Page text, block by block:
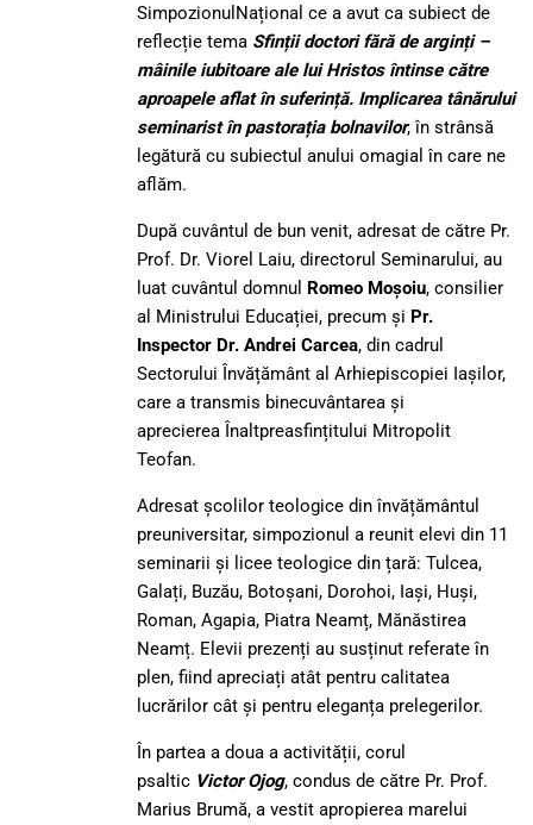
SimpozionulNațional ce a avut ca subiect de
reflecție tema Sfinții doctori fără de arginți –
mâinile iubitoare ale lui Hristos întinse către
aproapele aflat în suferință. Implicarea tânărului
seminarist în pastorația bolnavilor, în strânsă
legătură cu subiectul anului omagial în care ne
aflăm.
După cuvântul de bun venit, adresat de către Pr.
Prof. Dr. Viorel Laiu, directorul Seminarului, au
luat cuvântul domnul Romeo Moșoiu, consilier
al Ministrului Educației, precum și Pr.
Inspector Dr. Andrei Carcea, din cadrul
Sectorului Învățământ al Arhiepiscopiei Iașilor,
care a transmis binecuvântarea și
aprecierea Înaltpreasfințitului Mitropolit
Teofan.
Adresat școlilor teologice din învățământul
preuniversitar, simpozionul a reunit elevi din 11
seminarii și licee teologice din țară: Tulcea,
Galați, Buzău, Botoșani, Dorohoi, Iași, Huși,
Roman, Agapia, Piatra Neamț, Mănăstirea
Neamț. Elevii prezenți au susținut referate în
plen, fiind apreciați atât pentru calitatea
lucrărilor cât și pentru eleganța prelegerilor.
În partea a doua a activității, corul
psaltic Victor Ojog, condus de către Pr. Prof.
Marius Brumă, a vestit apropierea marelui